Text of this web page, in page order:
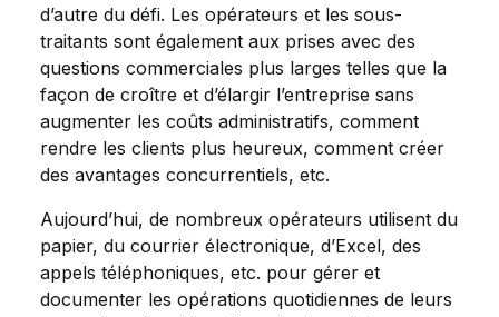
d’autre du défi. Les opérateurs et les sous-
traitants sont également aux prises avec des
questions commerciales plus larges telles que la
façon de croître et d’élargir l’entreprise sans
augmenter les coûts administratifs, comment
rendre les clients plus heureux, comment créer
des avantages concurrentiels, etc.
Aujourd’hui, de nombreux opérateurs utilisent du
papier, du courrier électronique, d’Excel, des
appels téléphoniques, etc. pour gérer et
documenter les opérations quotidiennes de leurs